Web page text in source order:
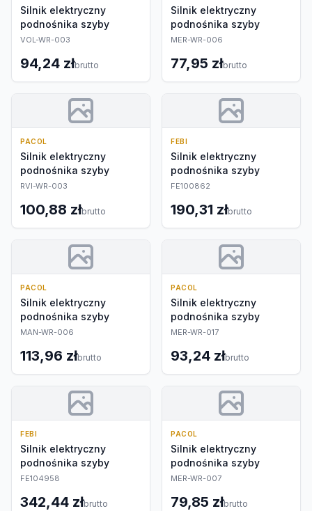
Silnik elektryczny
podnośnika szyby
VOL-WR-003
94,24 złbrutto
Silnik elektryczny
podnośnika szyby
MER-WR-006
77,95 złbrutto
PACOL
Silnik elektryczny
podnośnika szyby
RVI-WR-003
100,88 złbrutto
FEBI
Silnik elektryczny
podnośnika szyby
FE100862
190,31 złbrutto
PACOL
Silnik elektryczny
podnośnika szyby
MAN-WR-006
113,96 złbrutto
PACOL
Silnik elektryczny
podnośnika szyby
MER-WR-017
93,24 złbrutto
FEBI
Silnik elektryczny
podnośnika szyby
FE104958
342,44 złbrutto
PACOL
Silnik elektryczny
podnośnika szyby
MER-WR-007
79,85 złbrutto